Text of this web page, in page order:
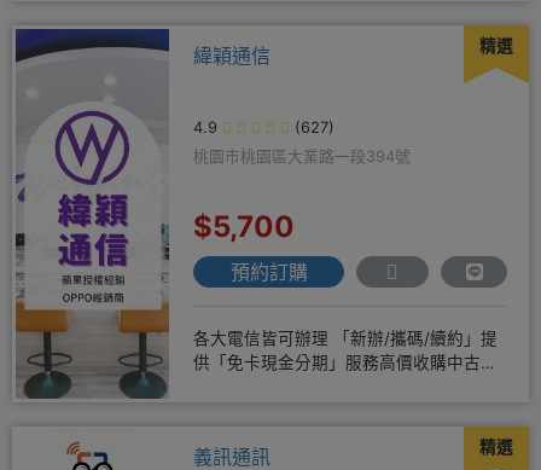
精選
緯穎通信
4.9
(627)
桃園市桃園區大業路一段394號
$5,700
預約訂購
各大電信皆可辦理 「新辦/攜碼/續約」提
供「免卡現金分期」服務高價收購中古機
精選
義訊通訊